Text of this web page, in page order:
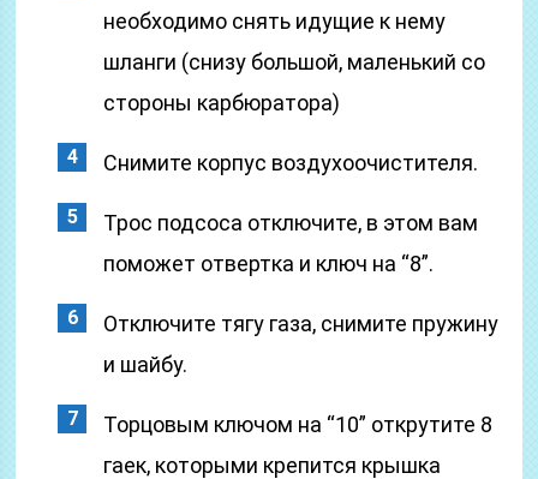
необходимо снять идущие к нему
шланги (снизу большой, маленький со
стороны карбюратора)
Снимите корпус воздухоочистителя.
Трос подсоса отключите, в этом вам
поможет отвертка и ключ на “8”.
Отключите тягу газа, снимите пружину
и шайбу.
Торцовым ключом на “10” открутите 8
гаек, которыми крепится крышка